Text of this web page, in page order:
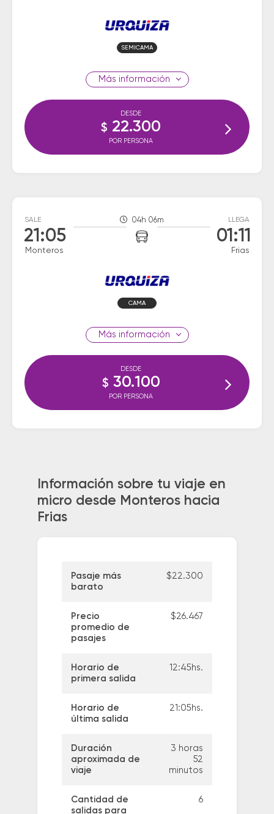
SEMICAMA
información
DESDE
$ 22.300
POR PERSONA
SALE
21:05
Monteros
04h 06m LLEGA
01:11
Frias
CAMA
información
DESDE
$ 30.100
POR PERSONA
Información sobre tu viaje en
micro desde Monteros hacia
Frias
Pasaje más
barato
$22.300
Precio
promedio de
pasajes
$26.467
Horario de
primera salida
12:45hs.
Horario de
última salida
21:05hs.
Duración
aproximada de
viaje
3 horas
52
minutos
Cantidad de
salidas para
6